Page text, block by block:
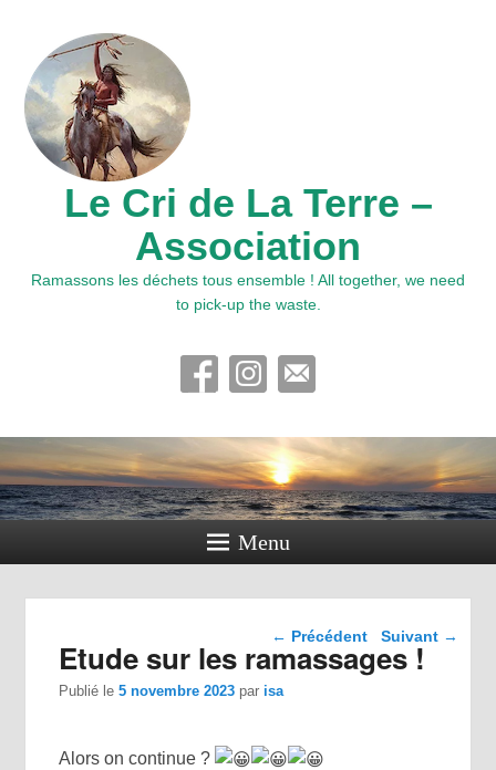
Le Cri de La Terre –
Association
Ramassons les déchets tous ensemble ! All together, we need
to pick-up the waste.
Menu
Navigation dans les
articles
← Précédent Suivant →
Etude sur les ramassages !
Publié le5 novembre 2023 par isa
Alors on continue ?